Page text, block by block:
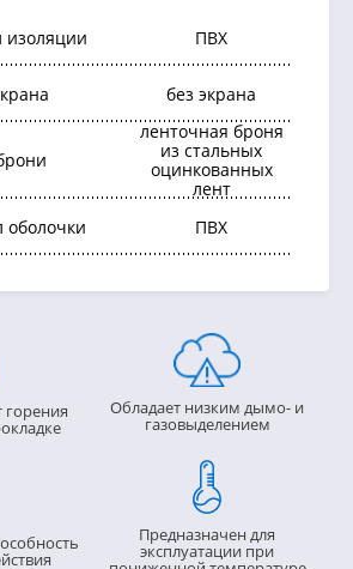
изоляции ПВХ
без экрана
ленточная броня
из стальных
оцинкованных
лент
оболочки
ПВХ
горения Обладает низким дымо- и
газовыделением
Предназначен для
эксплуатации при